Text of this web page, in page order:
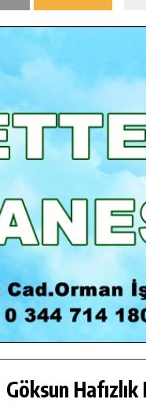
Göksun Hafızlık
AKIŞI
KURSU
GEZISI.